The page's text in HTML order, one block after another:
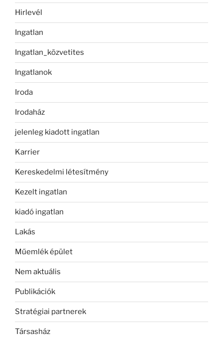
Hirlevél
Ingatlan
Ingatlan_közvetites
Ingatlanok
Iroda
Irodaház
jelenleg kiadott ingatlan
Karrier
Kereskedelmi létesítmény
Kezelt ingatlan
kiadó ingatlan
Lakás
Műemlék épület
Nem aktuális
Publikációk
Stratégiai partnerek
Társasház